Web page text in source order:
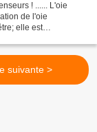
! ...... L'oie
de l'oie
elle est
suivante >